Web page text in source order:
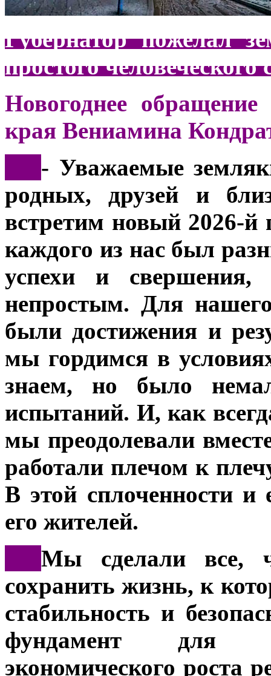
Губернатор пожелал
простого человеческого
Новогоднее обращение
края Вениамина
- Уважаемые
родных, друзей и
встретим новый 2026-й
каждого из нас был
успехи и
непростым. Для
были достижения и
мы гордимся в
знаем, но было
испытаний. И, как
мы преодолевали
работали плечом к
В этой сплоченности и
его жителей.
Мы сделали все,
сохранить жизнь, к
стабильность и
фундамент для
экономического роста